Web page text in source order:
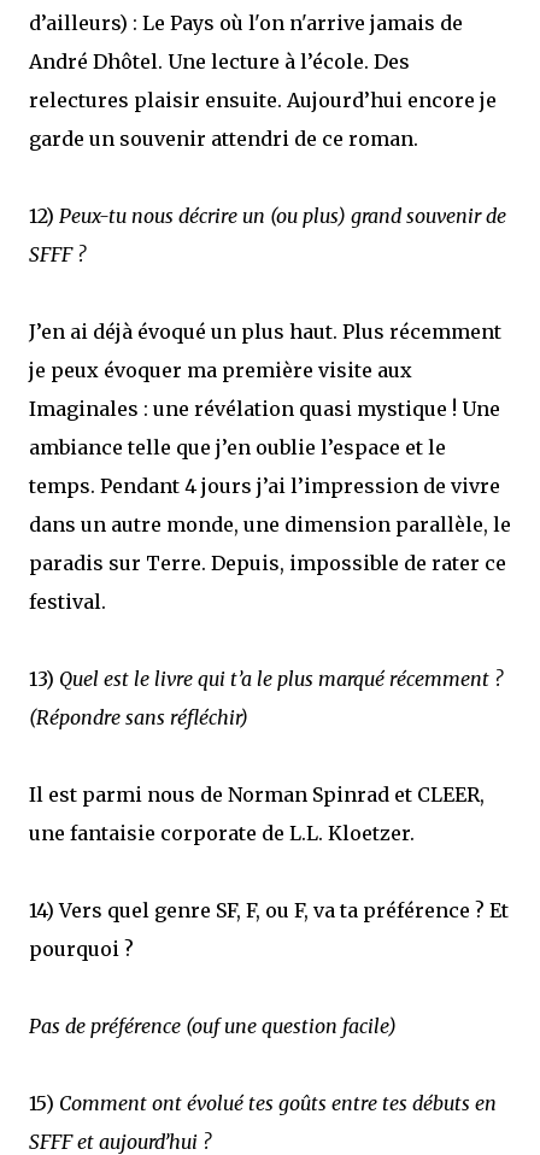
d’ailleurs) : Le Pays où l'on n'arrive jamais de
André Dhôtel. Une lecture à l’école. Des
relectures plaisir ensuite. Aujourd’hui encore je
garde un souvenir attendri de ce roman.
12) Peux-tu nous décrire un (ou plus) grand souvenir de
SFFF ?
J’en ai déjà évoqué un plus haut. Plus récemment
je peux évoquer ma première visite aux
Imaginales : une révélation quasi mystique ! Une
ambiance telle que j’en oublie l’espace et le
temps. Pendant 4 jours j’ai l’impression de vivre
dans un autre monde, une dimension parallèle, le
paradis sur Terre. Depuis, impossible de rater ce
festival.
13) Quel est le livre qui t’a le plus marqué récemment ?
(Répondre sans réfléchir)
Il est parmi nous de Norman Spinrad et CLEER,
une fantaisie corporate de L.L. Kloetzer.
14) Vers quel genre SF, F, ou F, va ta préférence ? Et
pourquoi ?
Pas de préférence (ouf une question facile)
15) Comment ont évolué tes goûts entre tes débuts en
SFFF et aujourd’hui ?